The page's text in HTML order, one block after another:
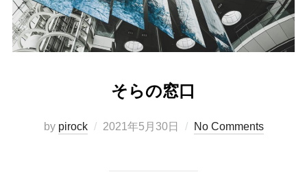
そらの窓口
by pirock
Posted
2021年5月30日 No Comments